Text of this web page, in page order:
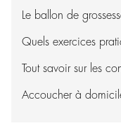
Le ballon de
Quels exercices
Tout savoir sur les
Accoucher à